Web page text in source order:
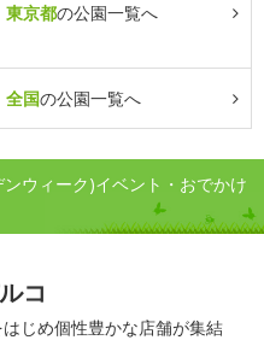
東京都の公園一覧へ
全国の公園一覧へ
ウィーク)イベント・おでかけ
コ
じめ個性豊かな店舗が集結